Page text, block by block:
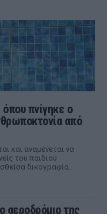
πνίγηκε ο
από
και αναμένεται να
του παιδιού
δικογραφία.
αεροδρόμιο της